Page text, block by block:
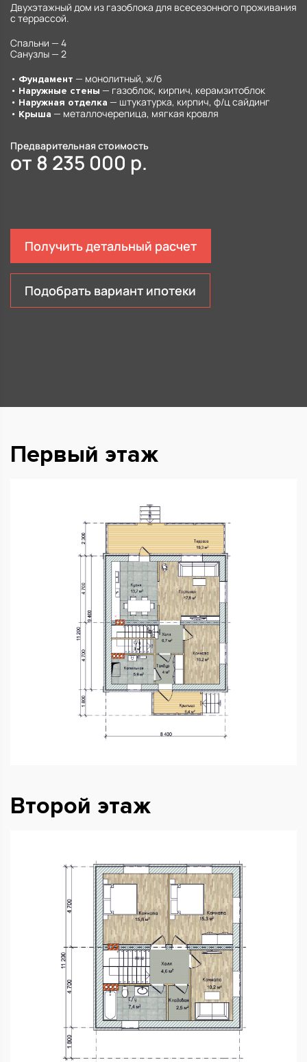
Двухэтажный дом из газоблока для всесезонного проживания
с террассой.
Спальни — 4
Санузлы — 2
• Фундамент — монолитный, ж/б
• Наружные стены — газоблок, кирпич, керамзитоблок
• Наружная отделка — штукатурка, кирпич, ф/ц сайдинг
• Крыша — металлочерепица, мягкая кровля
Предварительная стоимость
от 8 235 000 р.
Получить детальный расчет
Подобрать вариант ипотеки
Первый этаж
Второй этаж